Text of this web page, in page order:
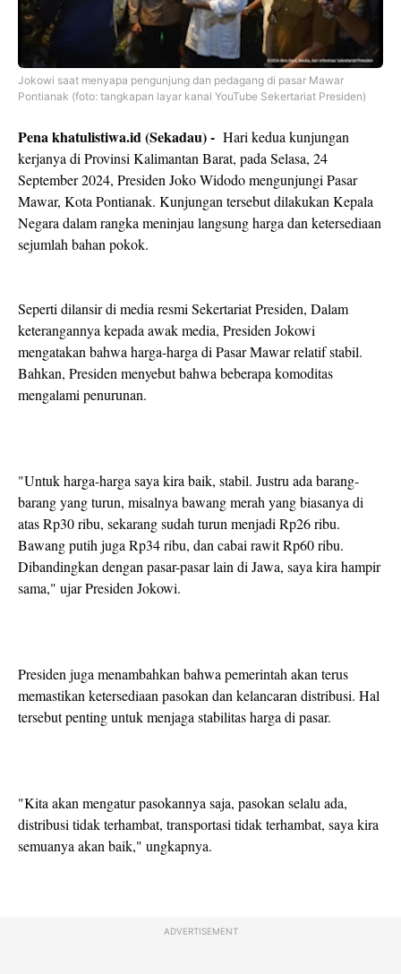
Jokowi saat menyapa pengunjung dan pedagang di pasar Mawar
Pontianak (foto: tangkapan layar kanal YouTube Sekertariat Presiden)
Pena khatulistiwa.id (Sekadau) - Hari kedua kunjungan
kerjanya di Provinsi Kalimantan Barat, pada Selasa, 24
September 2024, Presiden Joko Widodo mengunjungi Pasar
Mawar, Kota Pontianak. Kunjungan tersebut dilakukan Kepala
Negara dalam rangka meninjau langsung harga dan ketersediaan
sejumlah bahan pokok.
Seperti dilansir di media resmi Sekertariat Presiden, Dalam
keterangannya kepada awak media, Presiden Jokowi
mengatakan bahwa harga-harga di Pasar Mawar relatif stabil.
Bahkan, Presiden menyebut bahwa beberapa komoditas
mengalami penurunan.
"Untuk harga-harga saya kira baik, stabil. Justru ada barang-
barang yang turun, misalnya bawang merah yang biasanya di
atas Rp30 ribu, sekarang sudah turun menjadi Rp26 ribu.
Bawang putih juga Rp34 ribu, dan cabai rawit Rp60 ribu.
Dibandingkan dengan pasar-pasar lain di Jawa, saya kira hampir
sama," ujar Presiden Jokowi.
Presiden juga menambahkan bahwa pemerintah akan terus
memastikan ketersediaan pasokan dan kelancaran distribusi. Hal
tersebut penting untuk menjaga stabilitas harga di pasar.
"Kita akan mengatur pasokannya saja, pasokan selalu ada,
distribusi tidak terhambat, transportasi tidak terhambat, saya kira
semuanya akan baik," ungkapnya.
ADVERTISEMENT